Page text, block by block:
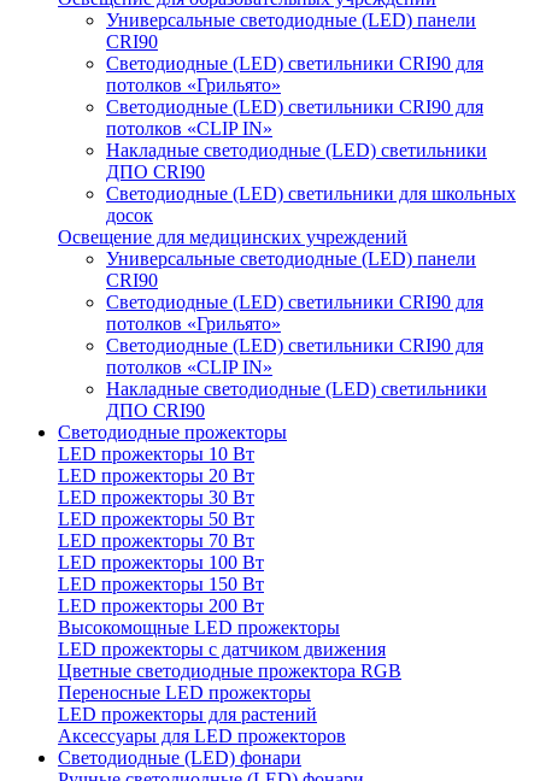
Универсальные светодиодные (LED) панели
CRI90
Светодиодные (LED) светильники CRI90 для
потолков «Грильято»
Светодиодные (LED) светильники CRI90 для
потолков «CLIP IN»
Накладные светодиодные (LED) светильники
ДПО CRI90
Светодиодные (LED) светильники для школьных
досок
Освещение для медицинских учреждений
Универсальные светодиодные (LED) панели
CRI90
Светодиодные (LED) светильники CRI90 для
потолков «Грильято»
Светодиодные (LED) светильники CRI90 для
потолков «CLIP IN»
Накладные светодиодные (LED) светильники
ДПО CRI90
Светодиодные прожекторы
LED прожекторы 10 Вт
LED прожекторы 20 Вт
LED прожекторы 30 Вт
LED прожекторы 50 Вт
LED прожекторы 70 Вт
LED прожекторы 100 Вт
LED прожекторы 150 Вт
LED прожекторы 200 Вт
Высокомощные LED прожекторы
LED прожекторы с датчиком движения
Цветные светодиодные прожектора RGB
Переносные LED прожекторы
LED прожекторы для растений
Аксессуары для LED прожекторов
Светодиодные (LED) фонари